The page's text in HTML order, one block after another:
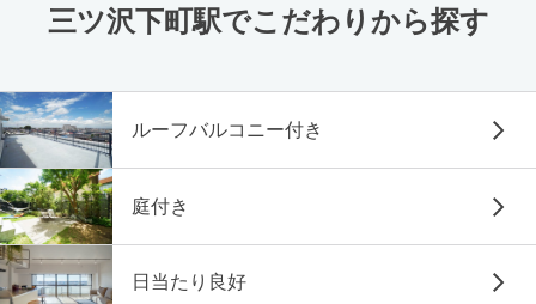
三ツ沢下町駅でこだわりから探す
ルーフバルコニー付き
庭付き
日当たり良好